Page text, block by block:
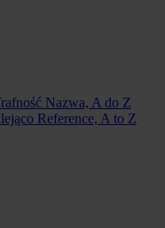
Nazwa, A do Z
Reference, A to Z